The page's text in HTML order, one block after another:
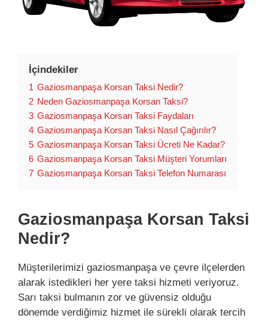
İçindekiler
1 Gaziosmanpaşa Korsan Taksi Nedir?
2 Neden Gaziosmanpaşa Korsan Taksi?
3 Gaziosmanpaşa Korsan Taksi Faydaları
4 Gaziosmanpaşa Korsan Taksi Nasıl Çağırılır?
5 Gaziosmanpaşa Korsan Taksi Ücreti Ne Kadar?
6 Gaziosmanpaşa Korsan Taksi Müşteri Yorumları
7 Gaziosmanpaşa Korsan Taksi Telefon Numarası
Gaziosmanpaşa Korsan Taksi
Nedir?
Müşterilerimizi gaziosmanpaşa ve çevre ilçelerden
alarak istedikleri her yere taksi hizmeti veriyoruz.
Sarı taksi bulmanın zor ve güvensiz olduğu
dönemde verdiğimiz hizmet ile sürekli olarak tercih